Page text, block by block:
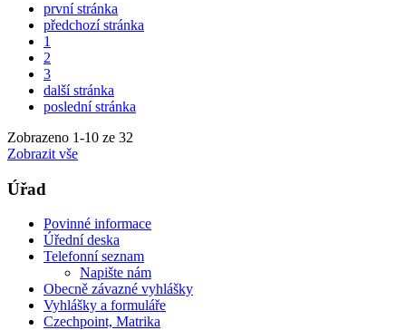
první stránka
předchozí stránka
1
2
3
další stránka
poslední stránka
Zobrazeno 1-10 ze 32
Zobrazit vše
Úřad
Povinné informace
Úřední deska
Telefonní seznam
Napište nám
Obecně závazné vyhlášky
Vyhlášky a formuláře
Czechpoint, Matrika